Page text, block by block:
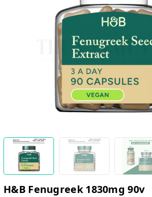
H&B Fenugreek 1830mg 90v